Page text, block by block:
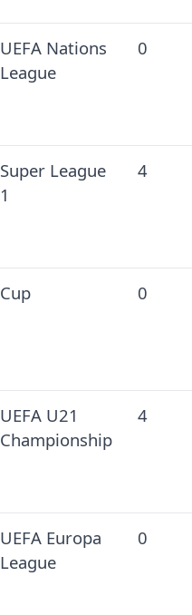
UEFA Nations
League
0
Super League
1
4
Cup 0
UEFA U21
Championship
4
UEFA Europa
League
0